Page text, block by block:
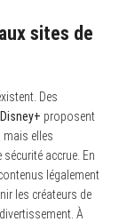
sites de
Des
Disney+ proposent
mais elles
accrue. En
légalement
les créateurs de
À